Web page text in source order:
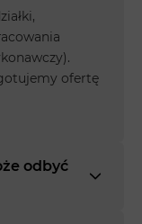
ofertę
odbyć